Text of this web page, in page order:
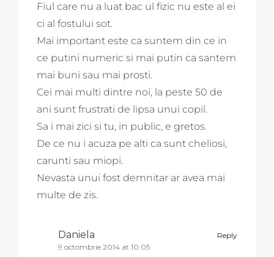
Fiul care nu a luat bac ul fizic nu este al ei
ci al fostului sot.
Mai important este ca suntem din ce in
ce putini numeric si mai putin ca santem
mai buni sau mai prosti.
Cei mai multi dintre noi, la peste 50 de
ani sunt frustrati de lipsa unui copil.
Sa i mai zici si tu, in public, e gretos.
De ce nu i acuza pe alti ca sunt cheliosi,
carunti sau miopi.
Nevasta unui fost demnitar ar avea mai
multe de zis.
Reply
Daniela
9 octombrie 2014 at 10:05